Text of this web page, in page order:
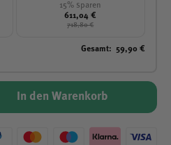
15% sparen
611,04 €
718,80 €
Gesamt: 59,90 €
In den Warenkorb